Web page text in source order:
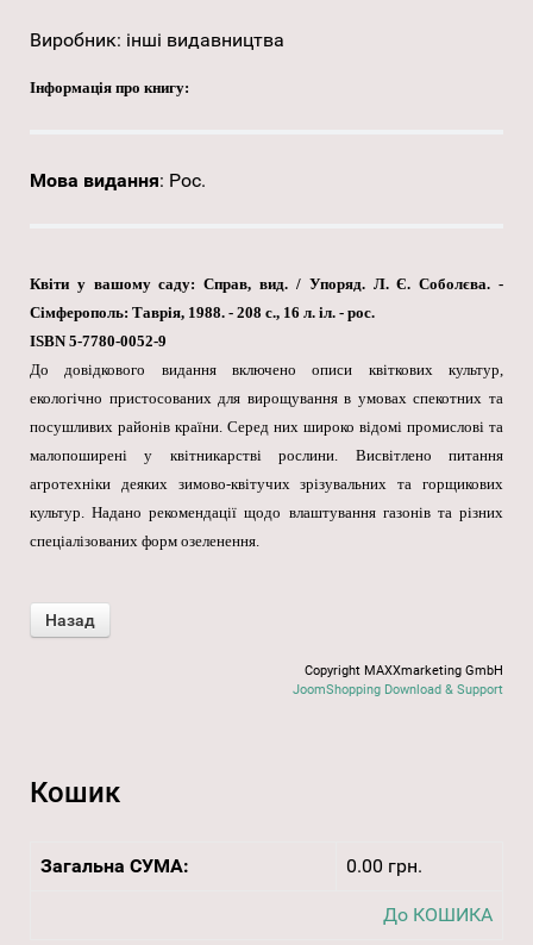
Виробник: інші видавництва
Інформація про книгу:
Мова видання: Рос.
Квіти у вашому саду: Справ, вид. / Упоряд. Л. Є. Соболєва. -
Сімферополь: Таврія, 1988. - 208 с., 16 л. іл. - рос.
ISBN 5-7780-0052-9
До довідкового видання включено описи квіткових культур,
екологічно пристосованих для вирощування в умовах спекотних та
посушливих районів країни. Серед них широко відомі промислові та
малопоширені у квітникарстві рослини. Висвітлено питання
агротехніки деяких зимово-квітучих зрізувальних та горщикових
культур. Надано рекомендації щодо влаштування газонів та різних
спеціалізованих форм озеленення.
Copyright MAXXmarketing GmbH
JoomShopping Download & Support
Кошик
Загальна СУМА: 0.00 грн.
До КОШИКА